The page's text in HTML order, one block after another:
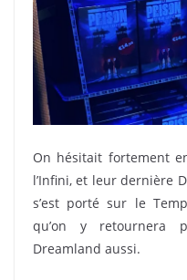
On hésitait fortement
l’Infini, et leur dernière
s’est porté sur le
qu’on y retournera
Dreamland aussi.